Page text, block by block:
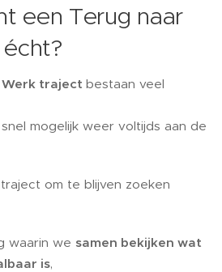
een Terug naar
traject bestaan veel
mogelijk weer voltijds aan de
om te blijven zoeken
waarin we samen bekijken wat
is,